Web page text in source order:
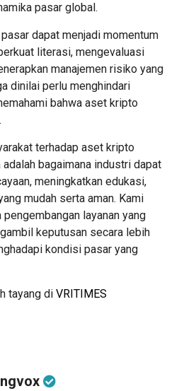
pasar global.
dapat menjadi momentum
literasi, mengevaluasi
manajemen risiko yang
dinilai perlu menghindari
bahwa aset kripto
terhadap aset kripto
adalah bagaimana industri dapat
meningkatkan edukasi,
mudah serta aman. Kami
layanan yang
keputusan secara lebih
kondisi pasar yang
tayang di VRITIMES